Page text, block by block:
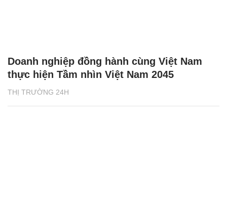
THỊ TRƯỜNG 24H
Doanh nghiệp đồng hành cùng Việt Nam
thực hiện Tầm nhìn Việt Nam 2045